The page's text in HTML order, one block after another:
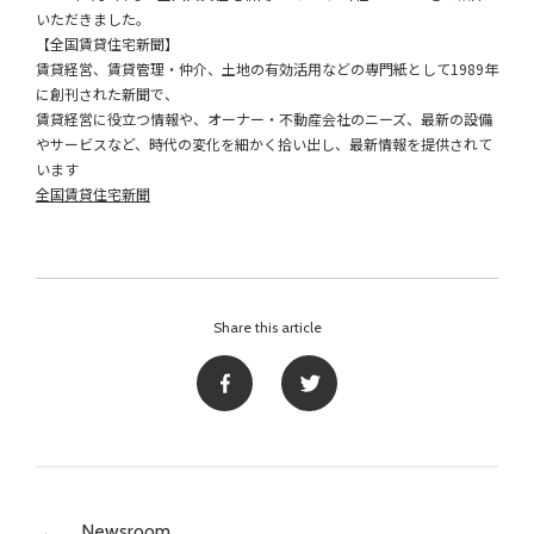
いただきました。
【全国賃貸住宅新聞】
賃貸経営、賃貸管理・仲介、土地の有効活用などの専門紙として1989年
に創刊された新聞で、
賃貸経営に役立つ情報や、オーナー・不動産会社のニーズ、最新の設備
やサービスなど、時代の変化を細かく拾い出し、最新情報を提供されて
います
全国賃貸住宅新聞
Share this article